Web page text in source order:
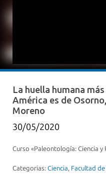
La huella humana
América es de
Moreno
30/05/2020
Curso «Paleontología: Ciencia y
Categorias: Ciencia, Facultad